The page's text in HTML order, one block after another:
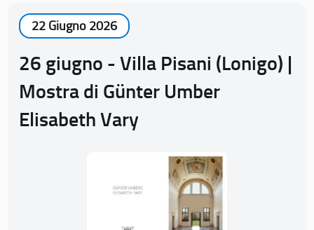
22 Giugno 2026
26 giugno - Villa Pisani (Lonigo) |
Mostra di Günter Umber
Elisabeth Vary